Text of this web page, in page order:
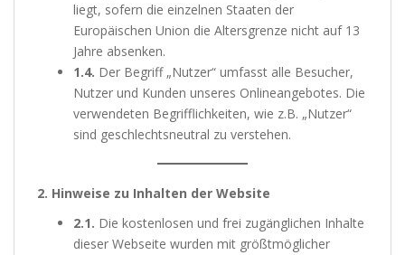
liegt, sofern die einzelnen Staaten der
Europäischen Union die Altersgrenze nicht auf 13
Jahre absenken.
1.4. Der Begriff „Nutzer“ umfasst alle Besucher,
Nutzer und Kunden unseres Onlineangebotes. Die
verwendeten Begrifflichkeiten, wie z.B. „Nutzer“
sind geschlechtsneutral zu verstehen.
2. Hinweise zu Inhalten der Website
2.1. Die kostenlosen und frei zugänglichen Inhalte
dieser Webseite wurden mit größtmöglicher